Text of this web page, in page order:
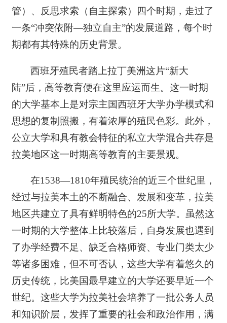
管）、反思求索（自主探索）四个时期，走过了
一条“冲突依附—独立自主”的发展道路，每个时
期都有其特殊的历史背景。
西班牙殖民者踏上拉丁美洲这片“新大
陆”后，高等教育便在这里应运而生。这一时期
的大学基本上是对宗主国西班牙大学办学模式和
思想的复制照搬，有着浓厚的殖民色彩。此外，
公立大学和具有教会特征的私立大学混合共存是
拉美地区这一时期高等教育的主要景观。
在1538—1810年殖民统治的近三个世纪里，
经过与拉美本土的不断融合、发展和变革，拉美
地区共建立了具有鲜明特色的25所大学。虽然这
一时期的大学整体上比较落后，自身发展也遇到
了办学经费不足、缺乏合格师资、专业门类太少
等诸多困难，但不可否认，这些大学有着悠久的
历史传统，比美国最早建立的大学还要早近一个
世纪。这些大学为拉美社会培养了一批公务人员
和知识阶层，发挥了重要的社会和政治作用，满